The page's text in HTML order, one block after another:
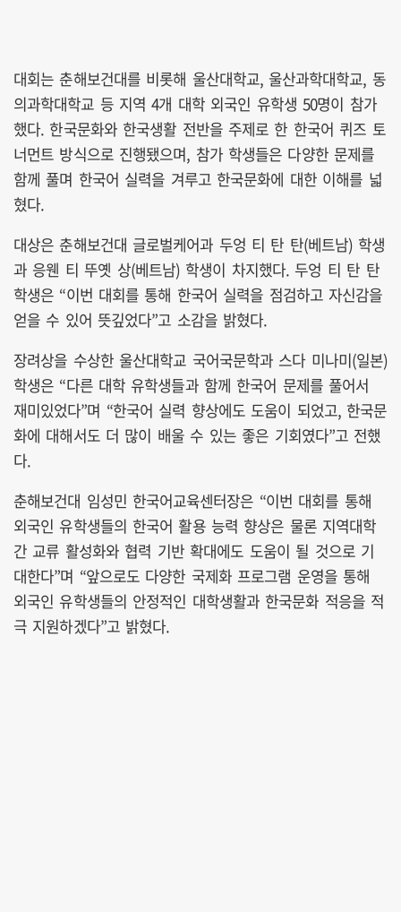
대회는 춘해보건대를 비롯해 울산대학교, 울산과학대학교, 동
의과학대학교 등 지역 4개 대학 외국인 유학생 50명이 참가
했다. 한국문화와 한국생활 전반을 주제로 한 한국어 퀴즈 토
너먼트 방식으로 진행됐으며, 참가 학생들은 다양한 문제를
함께 풀며 한국어 실력을 겨루고 한국문화에 대한 이해를 넓
혔다.
대상은 춘해보건대 글로벌케어과 두엉 티 탄 탄(베트남) 학생
과 응웬 티 뚜옛 상(베트남) 학생이 차지했다. 두엉 티 탄 탄
학생은 “이번 대회를 통해 한국어 실력을 점검하고 자신감을
얻을 수 있어 뜻깊었다”고 소감을 밝혔다.
장려상을 수상한 울산대학교 국어국문학과 스다 미나미(일본)
학생은 “다른 대학 유학생들과 함께 한국어 문제를 풀어서
재미있었다”며 “한국어 실력 향상에도 도움이 되었고, 한국문
화에 대해서도 더 많이 배울 수 있는 좋은 기회였다”고 전했
다.
춘해보건대 임성민 한국어교육센터장은 “이번 대회를 통해
외국인 유학생들의 한국어 활용 능력 향상은 물론 지역대학
간 교류 활성화와 협력 기반 확대에도 도움이 될 것으로 기
대한다”며 “앞으로도 다양한 국제화 프로그램 운영을 통해
외국인 유학생들의 안정적인 대학생활과 한국문화 적응을 적
극 지원하겠다”고 밝혔다.